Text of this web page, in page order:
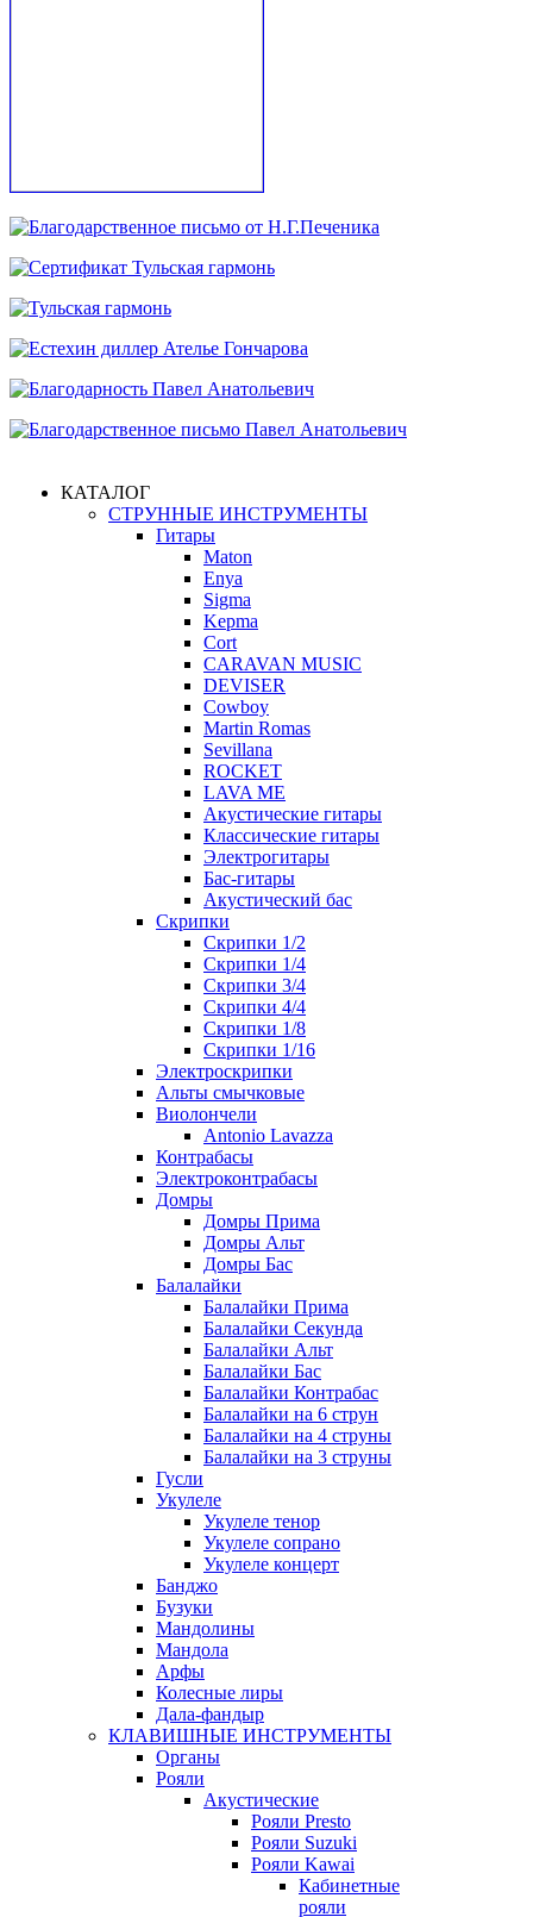
КАТАЛОГ
СТРУННЫЕ ИНСТРУМЕНТЫ
Гитары
Maton
Enya
Sigma
Kepma
Cort
CARAVAN MUSIC
DEVISER
Cowboy
Martin Romas
Sevillana
ROCKET
LAVA ME
Акустические гитары
Классические гитары
Электрогитары
Бас-гитары
Акустический бас
Скрипки
Скрипки 1/2
Скрипки 1/4
Скрипки 3/4
Скрипки 4/4
Скрипки 1/8
Скрипки 1/16
Электроскрипки
Альты смычковые
Виолончели
Antonio Lavazza
Контрабасы
Электроконтрабасы
Домры
Домры Прима
Домры Альт
Домры Бас
Балалайки
Балалайки Прима
Балалайки Секунда
Балалайки Альт
Балалайки Бас
Балалайки Контрабас
Балалайки на 6 струн
Балалайки на 4 струны
Балалайки на 3 струны
Гусли
Укулеле
Укулеле тенор
Укулеле сопрано
Укулеле концерт
Банджо
Бузуки
Мандолины
Мандола
Арфы
Колесные лиры
Дала-фандыр
КЛАВИШНЫЕ ИНСТРУМЕНТЫ
Органы
Рояли
Акустические
Рояли Presto
Рояли Suzuki
Рояли Kawai
Кабинетные
рояли